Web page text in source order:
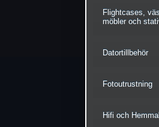
Flightcases,
möbler och
Datortillbehör
Fotoutrustning
Hifi och